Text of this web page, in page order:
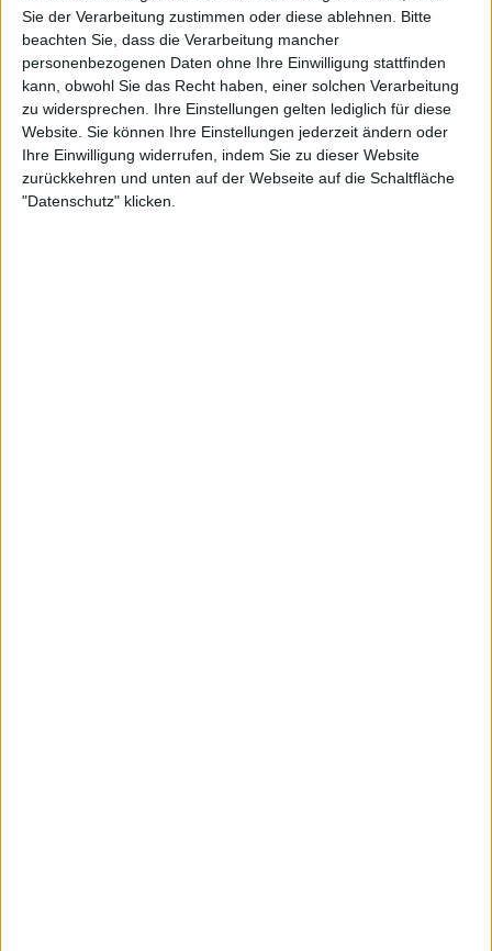
Sie der Verarbeitung zustimmen oder diese ablehnen.
Bitte
beachten Sie, dass die Verarbeitung mancher
personenbezogenen Daten ohne Ihre Einwilligung stattfinden
kann, obwohl Sie das Recht haben, einer solchen Verarbeitung
zu widersprechen. Ihre Einstellungen gelten lediglich für diese
Website. Sie können Ihre Einstellungen jederzeit ändern oder
Ihre Einwilligung widerrufen, indem Sie zu dieser Website
zurückkehren und unten auf der Webseite auf die Schaltfläche
"Datenschutz" klicken.
Das Angebot ist sehr attraktiv.
In meiner Planung steht zunächst die Gründung einer
Corp als Holding. Allerdings schweben mir da 2-4
Shareholder vor. Wäre das mit diesem Angebot auch
machbar? Der Aufwand, nachträglich weitere
Shareholder mit ins Boot zu holen, wäre doch